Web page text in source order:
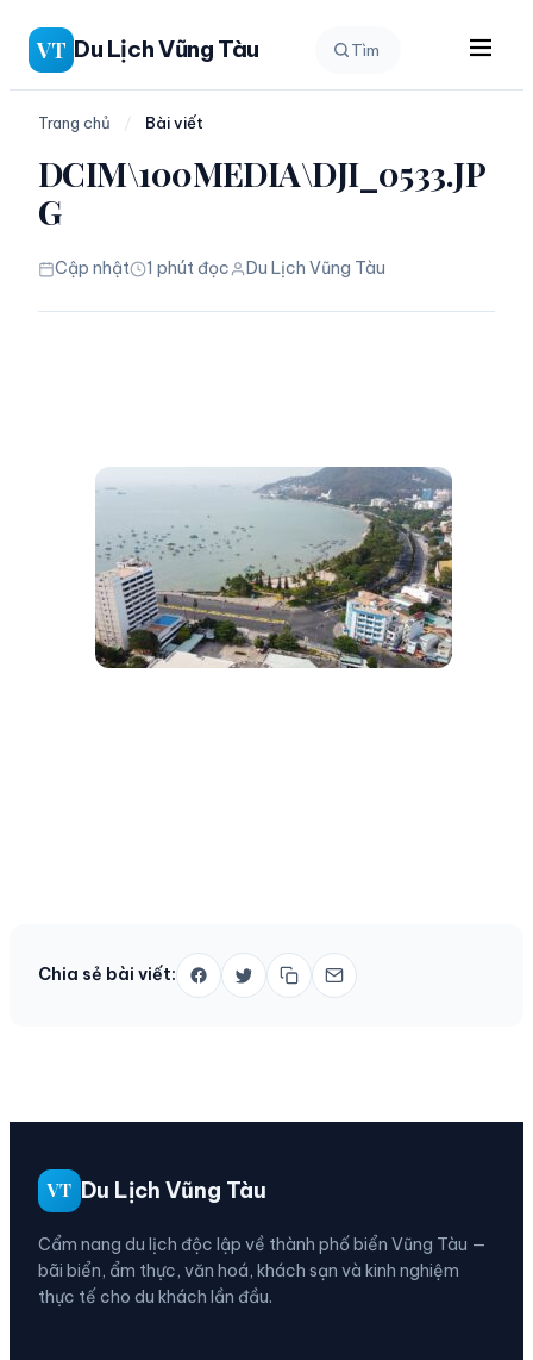
Chuyển
đến
phần
dung
VT Du Lịch Vũng Tàu Tìm
Trang chủ / Bài viết
DCIM\100MEDIA\DJI_0533.JP
G
Cập nhật 1 phút đọc Du Lịch Vũng Tàu
Chia sẻ bài viết:
VT Du Lịch Vũng Tàu
Cẩm nang du lịch độc lập về thành phố biển Vũng Tàu —
bãi biển, ẩm thực, văn hoá, khách sạn và kinh nghiệm
thực tế cho du khách lần đầu.